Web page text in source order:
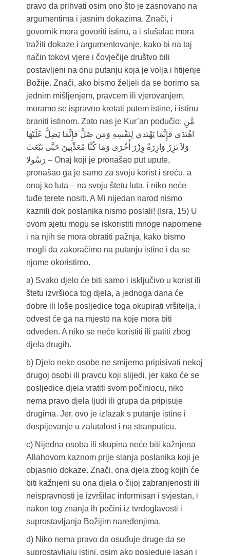
pravo da prihvati osim ono što je zasnovano na
argumentima i jasnim dokazima. Znači, i
govornik mora govoriti istinu, a i slušalac mora
tražiti dokaze i argumentovanje, kako bi na taj
način tokovi vjere i čovječije društvo bili
postavljeni na onu putanju koja je volja i htijenje
Božije. Znači, ako bismo željeli da se borimo sa
jednim mišljenjem, pravcem ili vjerovanjem,
moramo se ispravno kretati putem istine, i istinu
braniti istinom. Zato nas je Kur’an podučio: مَّنِ
اهْتَدَى فَإِنَّمَا يَهْتَدي لِنَفْسِهِ وَمَن ضَلَّ فَإِنَّمَا يَضِلُّ عَلَيْهَا
وَلاَ تَزِرُ وَازِرَةٌ وِزْرَ أُخْرَى وَمَا كُنَّا مُعَذِّبِينَ حَتَّى نَبْعَثَ
رَسُولا – Onaj koji je pronašao put upute,
pronašao ga je samo za svoju korist i sreću, a
onaj ko luta – na svoju štetu luta, i niko neće
tuđe terete nositi. A Mi nijedan narod nismo
kaznili dok poslanika nismo poslali! (Isra, 15) U
ovom ajetu mogu se iskoristiti mnoge napomene
i na njih se mora obratiti pažnja, kako bismo
mogli da zakoračimo na putanju istine i da se
njome okoristimo.
a) Svako djelo će biti samo i isključivo u korist ili
štetu izvršioca tog djela, a jednoga dana će
dobre ili loše posljedice toga okupirati vršitelja, i
odvest će ga na mjesto na koje mora biti
odveden. A niko se neće koristiti ili patiti zbog
djela drugih.
b) Djelo neke osobe ne smijemo pripisivati nekoj
drugoj osobi ili pravcu koji slijedi, jer kako će se
posljedice djela vratiti svom počiniocu, niko
nema pravo djela ljudi ili grupa da pripisuje
drugima. Jer, ovo je izlazak s putanje istine i
dospijevanje u zalutalost i na stranputicu.
c) Nijedna osoba ili skupina neće biti kažnjena
Allahovom kaznom prije slanja poslanika koji je
objasnio dokaze. Znači, ona djela zbog kojih će
biti kažnjeni su ona djela o čijoj zabranjenosti ili
neispravnosti je izvršilac informisan i svjestan, i
nakon tog znanja ih počini iz tvrdoglavosti i
suprostavljanja Božijim naređenjima.
d) Niko nema pravo da osuđuje druge da se
suprostavljaju istini, osim ako posjeduje jasan i